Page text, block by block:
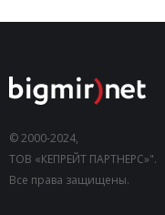
© 2000-2024,
ТОВ «КЕПРЕЙТ ПАРТНЕРС»".
Все права защищены.